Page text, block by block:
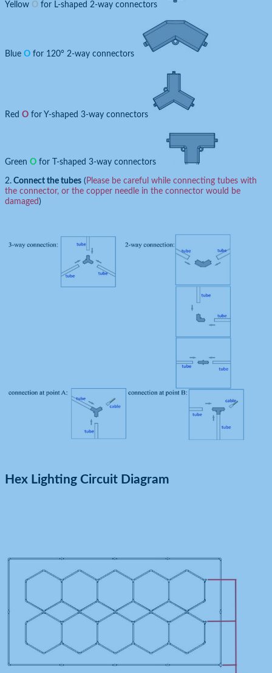
Yellow O for L-shaped 2-way connectors
Blue O for 120° 2-way connectors
Red O for Y-shaped 3-way connectors
Green O for T-shaped 3-way connectors
2. Connect the tubes ( Please be careful while connecting tubes with
the connector, or the copper needle in the connector would be
damaged )
Hex Lighting Circuit Diagram